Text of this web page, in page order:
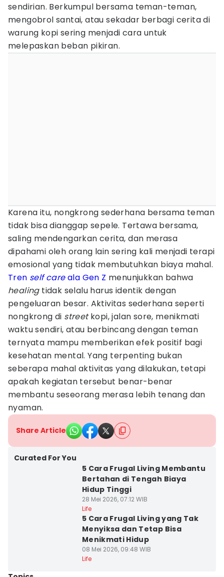
sendirian. Berkumpul bersama teman-teman,
mengobrol santai, atau sekadar berbagi cerita di
warung kopi sering menjadi cara untuk
melepaskan beban pikiran.
Karena itu, nongkrong sederhana bersama teman
tidak bisa dianggap sepele. Tertawa bersama,
saling mendengarkan cerita, dan merasa
dipahami oleh orang lain sering kali menjadi terapi
emosional yang tidak membutuhkan biaya mahal.
Tren self careala Gen Z menunjukkan bahwa
healingtidak selalu harus identik dengan
pengeluaran besar. Aktivitas sederhana seperti
nongkrong di streetkopi, jalan sore, menikmati
waktu sendiri, atau berbincang dengan teman
ternyata mampu memberikan efek positif bagi
kesehatan mental. Yang terpenting bukan
seberapa mahal aktivitas yang dilakukan, tetapi
apakah kegiatan tersebut benar-benar
membantu seseorang merasa lebih tenang dan
nyaman.
Share Article
Curated For You
5 Cara Frugal Living Membantu
Bertahan di Tengah Biaya
Hidup Tinggi
28 Mei 2026, 07:12 WIB
Life
5 Cara Frugal Living yang Tak
Menyiksa dan Tetap Bisa
Menikmati Hidup
08 Mei 2026, 09:48 WIB
Life